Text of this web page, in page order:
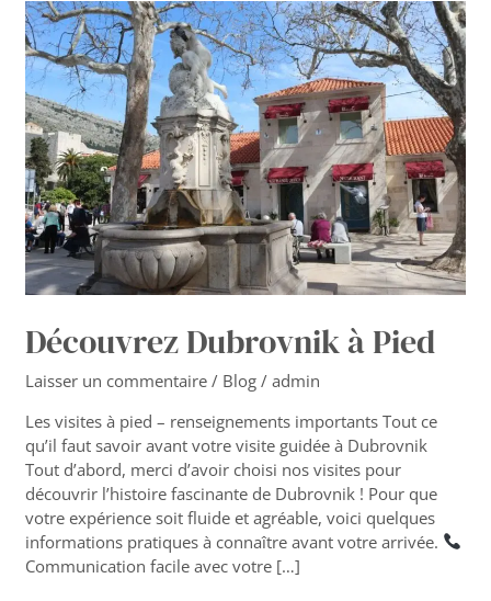
Découvrez Dubrovnik à Pied
Laisser un commentaire / Blog /admin
Les visites à pied – renseignements importants Tout ce
qu’il faut savoir avant votre visite guidée à Dubrovnik
Tout d’abord, merci d’avoir choisi nos visites pour
découvrir l’histoire fascinante de Dubrovnik ! Pour que
votre expérience soit fluide et agréable, voici quelques
informations pratiques à connaître avant votre arrivée.
Communication facile avec votre […]
Découvrez
Dubrovnik
à
Pied